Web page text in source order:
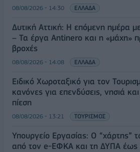
08/08/2026 - 14:30 ΕΛΛΑΔΑ
Δυτική Αττική: Η επόμενη ημέρα
– Τα έργα Antinero και η «μάχη»
βροχές
08/08/2026 - 14:08 ΕΛΛΑΔΑ
Ειδικό Χωροταξικό για τον
κανόνες για επενδύσεις, νησιά
πίεση
08/08/2026 - 13:21 ΤΟΥΡΙΣΜΟΣ
Υπουργείο Εργασίας: Ο “χάρτης”
από τον e-ΕΦΚΑ και τη ΔΥΠΑ έως